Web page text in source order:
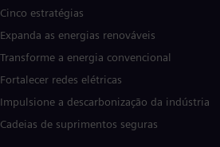
Cinco estratégias
Expanda as energias renováveis
Transforme a energia convencional
Fortalecer redes elétricas
Impulsione a descarbonização da indústria
Cadeias de suprimentos seguras